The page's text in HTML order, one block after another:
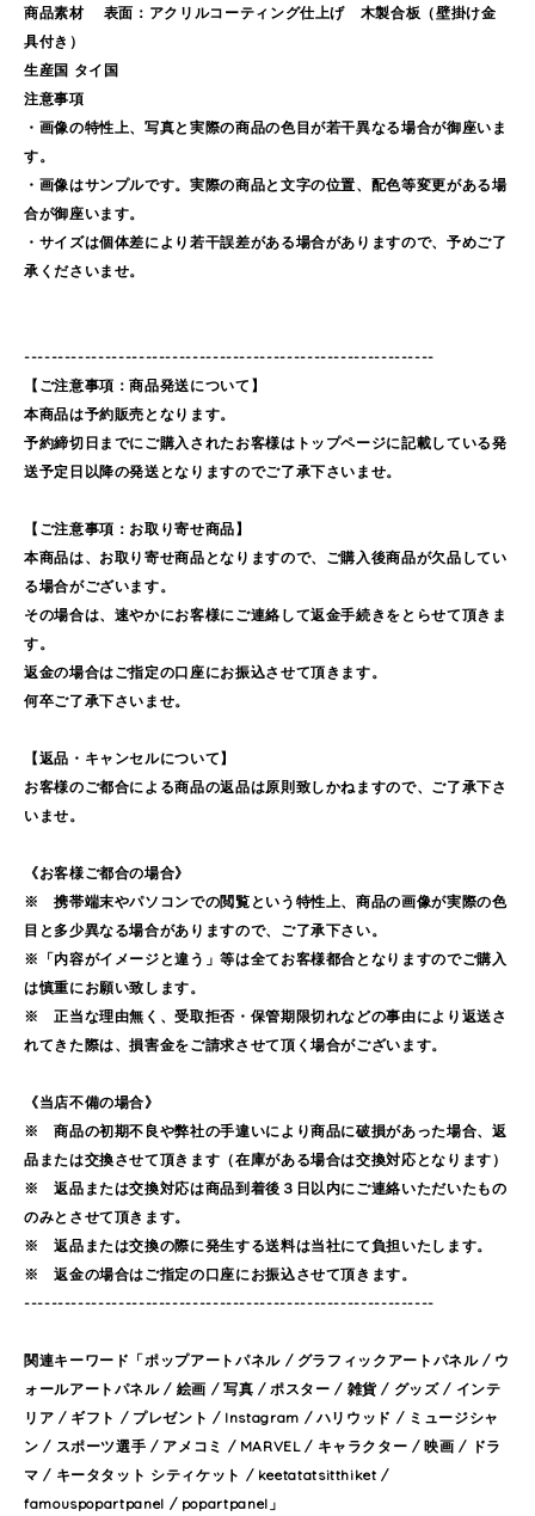
商品素材 表面：アクリルコーティング仕上げ 木製合板（壁掛け金
具付き）
生産国 タイ国
注意事項
・画像の特性上、写真と実際の商品の色目が若干異なる場合が御座いま
す。
・画像はサンプルです。実際の商品と文字の位置、配色等変更がある場
合が御座います。
・サイズは個体差により若干誤差がある場合がありますので、予めご了
承くださいませ。
-------------------------------------------------------------
【ご注意事項：商品発送について】
本商品は予約販売となります。
予約締切日までにご購入されたお客様はトップページに記載している発
送予定日以降の発送となりますのでご了承下さいませ。
【ご注意事項：お取り寄せ商品】
本商品は、お取り寄せ商品となりますので、ご購入後商品が欠品してい
る場合がございます。
その場合は、速やかにお客様にご連絡して返金手続きをとらせて頂きま
す。
返金の場合はご指定の口座にお振込させて頂きます。
何卒ご了承下さいませ。
【返品・キャンセルについて】
お客様のご都合による商品の返品は原則致しかねますので、ご了承下さ
いませ。
《お客様ご都合の場合》
※ 携帯端末やパソコンでの閲覧という特性上、商品の画像が実際の色
目と多少異なる場合がありますので、ご了承下さい。
※「内容がイメージと違う」等は全てお客様都合となりますのでご購入
は慎重にお願い致します。
※ 正当な理由無く、受取拒否・保管期限切れなどの事由により返送さ
れてきた際は、損害金をご請求させて頂く場合がございます。
《当店不備の場合》
※ 商品の初期不良や弊社の手違いにより商品に破損があった場合、返
品または交換させて頂きます（在庫がある場合は交換対応となります）
※ 返品または交換対応は商品到着後３日以内にご連絡いただいたもの
のみとさせて頂きます。
※ 返品または交換の際に発生する送料は当社にて負担いたします。
※ 返金の場合はご指定の口座にお振込させて頂きます。
-------------------------------------------------------------
関連キーワード「ポップアートパネル / グラフィックアートパネル / ウ
ォールアートパネル / 絵画 / 写真 / ポスター / 雑貨 / グッズ / インテ
リア / ギフト / プレゼント / Instagram / ハリウッド / ミュージシャ
ン / スポーツ選手 / アメコミ / MARVEL / キャラクター / 映画 / ドラ
マ / キータタット シティケット / keetatatsitthiket /
famouspopartpanel / popartpanel」